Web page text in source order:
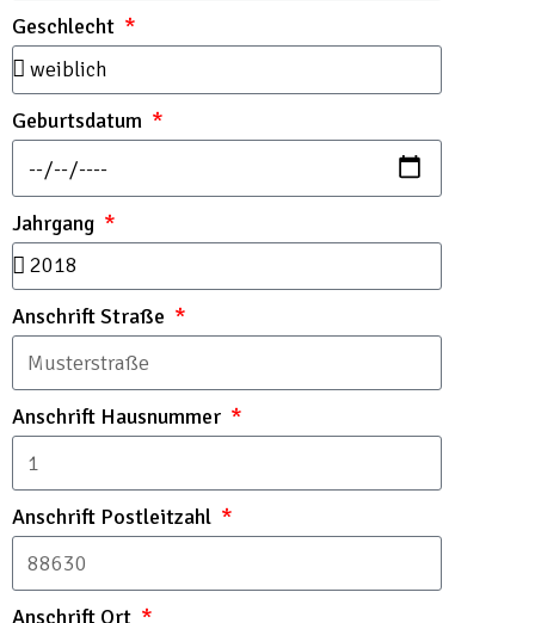
Geschlecht
Geburtsdatum
Jahrgang
Anschrift Straße
Anschrift Hausnummer
Anschrift Postleitzahl
Anschrift Ort